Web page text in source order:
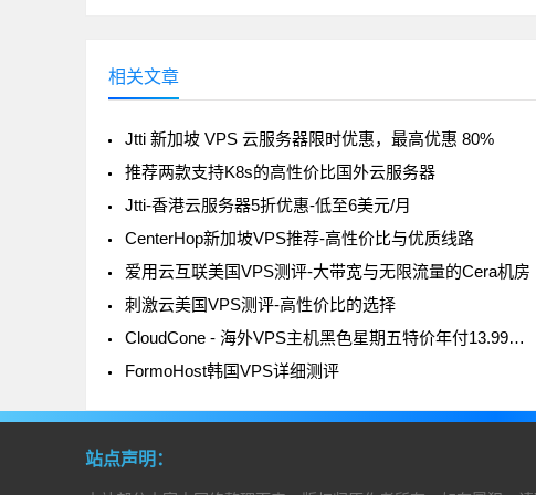
相关文章
Jtti 新加坡 VPS 云服务器限时优惠，最高优惠 80%
推荐两款支持K8s的高性价比国外云服务器
Jtti-香港云服务器5折优惠-低至6美元/月
CenterHop新加坡VPS推荐-高性价比与优质线路
爱用云互联美国VPS测评-大带宽与无限流量的Cera机房
刺激云美国VPS测评-高性价比的选择
CloudCone - 海外VPS主机黑色星期五特价年付13.99美元起
FormoHost韩国VPS详细测评
站点声明：